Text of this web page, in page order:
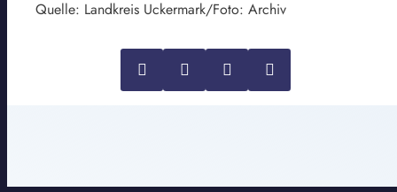
Quelle: Landkreis Uckermark/Foto: Archiv